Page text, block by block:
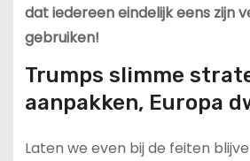
dat iedereen eindelijk eens zijn
gebruiken!
Trumps slimme
aanpakken, Europa
Laten we even bij de feiten